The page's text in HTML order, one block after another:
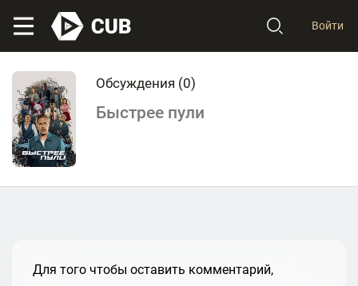
Войти
Обсуждения (0)
Быстрее пули
Для того чтобы оставить комментарий,